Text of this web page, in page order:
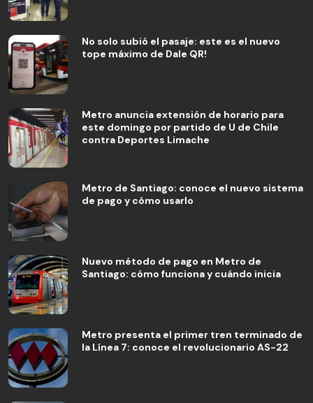
No solo subió el pasaje: este es el nuevo
tope máximo de Dale QR!
Metro anuncia extensión de horario para
este domingo por partido de U de Chile
contra Deportes Limache
Metro de Santiago: conoce el nuevo sistema
de pago y cómo usarlo
Nuevo método de pago en Metro de
Santiago: cómo funciona y cuándo inicia
Metro presenta el primer tren terminado de
la Línea 7: conoce el revolucionario AS-22